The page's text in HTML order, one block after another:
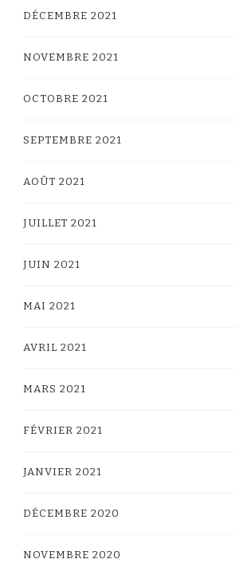
DÉCEMBRE 2021
NOVEMBRE 2021
OCTOBRE 2021
SEPTEMBRE 2021
AOÛT 2021
JUILLET 2021
JUIN 2021
MAI 2021
AVRIL 2021
MARS 2021
FÉVRIER 2021
JANVIER 2021
DÉCEMBRE 2020
NOVEMBRE 2020